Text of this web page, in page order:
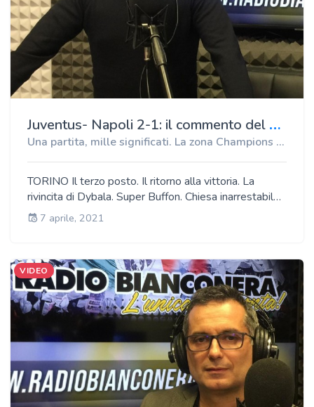
J
uventus- Napoli 2-1: il commento del direttore di Radio Bianconera, Antonio Paolino
Una partita, mille significati. La zona Champions da conquistare ad ogni costo
TORINO Il terzo posto. Il ritorno alla vittoria. La
rivincita di Dybala. Super Buffon. Chiesa inarrestabile.
Il futuro di Pirlo. Di tutto e di più.
7 aprile, 2021
VIDEO